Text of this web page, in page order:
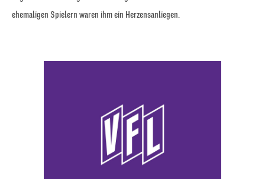
ehemaligen Spielern waren ihm ein Herzensanliegen.